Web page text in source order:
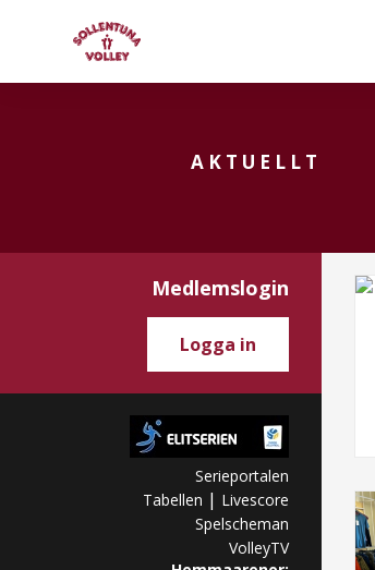
AKTUELLT
Medlemslogin
Logga in
Serieportalen
Tabellen | Livescore
Spelscheman
VolleyTV